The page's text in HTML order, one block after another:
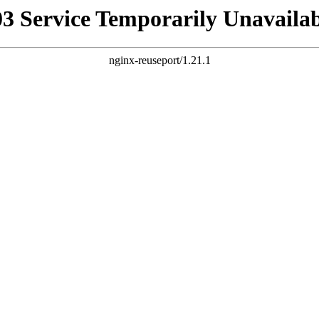
Service Temporarily
nginx-reuseport/1.21.1